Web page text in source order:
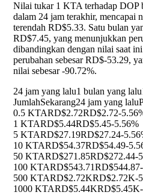
Nilai tukar 1 KTA terhadap DOP
dalam 24 jam terakhir, mencapai
terendah RD$5.33. Satu bulan
RD$7.45, yang menunjukkan
dibandingkan dengan nilai saat
perubahan sebesar RD$-53.29,
nilai sebesar-90.72%.
24 jam yang lalu1 bulan yang lalu
JumlahSekarang24 jam yang lalu
0.5 KTARD$2.72RD$2.72-
1 KTARD$5.44RD$5.45-5.56%
5 KTARD$27.19RD$27.24-
10 KTARD$54.37RD$54.49-
50 KTARD$271.85RD$272.44-
100 KTARD$543.71RD$544.87
500 KTARD$2.72KRD$2.72K-
1000 KTARD$5.44KRD$5.45K